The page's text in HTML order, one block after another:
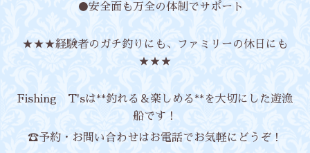
●安全面も万全の体制でサポート
★★★経験者のガチ釣りにも、ファミリーの休日にも
★★★
Fishing T'sは**釣れる＆楽しめる**を大切にした遊漁
船です！
☎予約・お問い合わせはお電話でお気軽にどうぞ！